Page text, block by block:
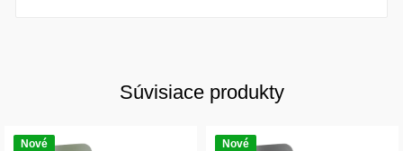
Súvisiace produkty
Nové Nové